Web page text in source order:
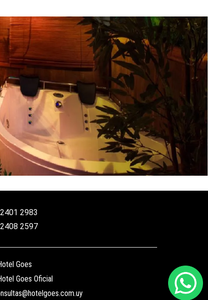
2401 2983
2408 2597
Goes
Goes Oficial